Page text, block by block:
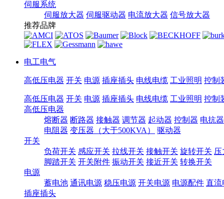
伺服系统
伺服放大器 伺服驱动器 电流放大器 信号放大器
推荐品牌
电工电气
高低压电器 开关 电源 插座插头 电线电缆 工业照明 控制
高低压电器 开关 电源 插座插头 电线电缆 工业照明 控制
高低压电器
熔断器 断路器 接触器 调节器 起动器 控制器 电抗器
电阻器 变压器（大于500KVA）
驱动器
开关
负荷开关 感应开关 拉线开关 接触开关 旋转开关 压
脚踏开关 开关附件 振动开关 接近开关 转换开关
电源
蓄电池 通讯电源 稳压电源 开关电源 电源配件 直流
插座插头